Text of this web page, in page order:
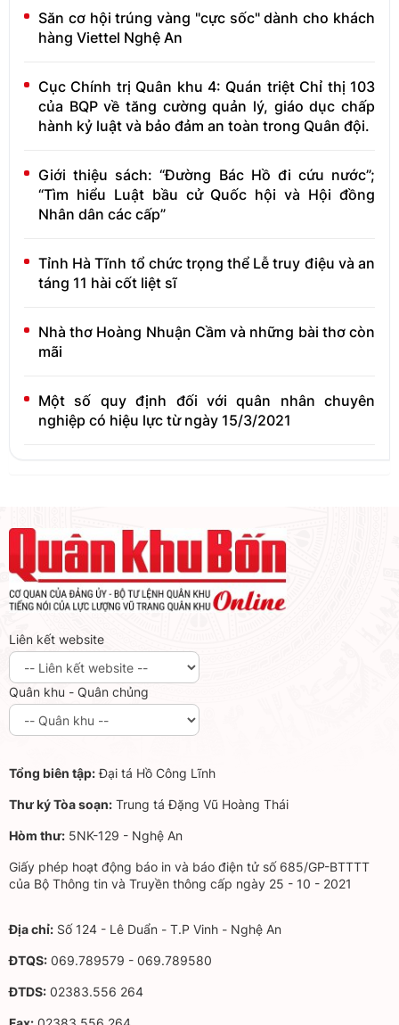
Săn cơ hội trúng vàng "cực sốc" dành cho khách
hàng Viettel Nghệ An
Cục Chính trị Quân khu 4: Quán triệt Chỉ thị 103
của BQP về tăng cường quản lý, giáo dục chấp
hành kỷ luật và bảo đảm an toàn trong Quân đội.
Giới thiệu sách: “Đường Bác Hồ đi cứu nước”;
“Tìm hiểu Luật bầu cử Quốc hội và Hội đồng
Nhân dân các cấp”
Tỉnh Hà Tĩnh tổ chức trọng thể Lễ truy điệu và an
táng 11 hài cốt liệt sĩ
Nhà thơ Hoàng Nhuận Cầm và những bài thơ còn
mãi
Một số quy định đối với quân nhân chuyên
nghiệp có hiệu lực từ ngày 15/3/2021
Liên kết website
Quân khu - Quân chủng
Tổng biên tập:Đại tá Hồ Công Lĩnh
Thư ký Tòa soạn: Trung tá Đặng Vũ Hoàng Thái
Hòm thư: 5NK-129 - Nghệ An
Giấy phép hoạt động báo in và báo điện tử số 685/GP-BTTTT
của Bộ Thông tin và Truyền thông cấp ngày 25 - 10 - 2021
Địa chỉ: Số 124 - Lê Duẩn - T.P Vinh - Nghệ An
ĐTQS: 069.789579 - 069.789580
ĐTDS: 02383.556 264